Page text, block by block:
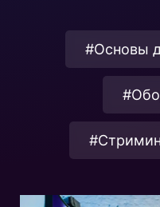
#Основы